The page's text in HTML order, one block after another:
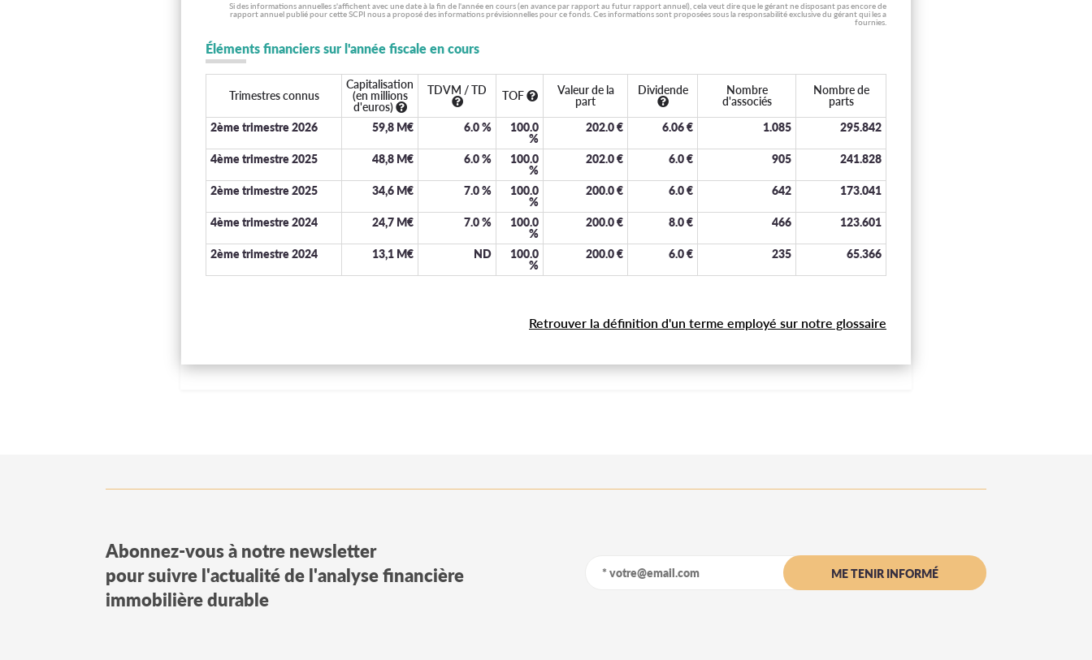
Si des informations annuelles s'affichent avec une date à la fin de l'année en cours (en avance par rapport au futur rapport annuel), cela veut dire que le gérant ne disposant pas encore de
rapport annuel publié pour cette SCPI nous a proposé des informations prévisionnelles pour ce fonds. Ces informations sont proposées sous la responsabilité exclusive du gérant qui les a
fournies.
Éléments financiers sur l'année fiscale en cours
Trimestres connus
Capitalisation
(en millions
d'euros)
TDVM / TD TOF
Valeur de la
part
Dividende
Nombre
d'associés
Nombre de
parts
2ème trimestre 2026
59,8 M€ 6.0%
100.0
%
202.0€ 6.06€ 1.085 295.842
4ème trimestre 2025 48,8 M€ 6.0%
100.0
%
202.0€ 6.0€ 905 241.828
2ème trimestre 2025 34,6 M€ 7.0%
100.0
%
200.0€ 6.0€ 642 173.041
4ème trimestre 2024 24,7 M€ 7.0%
100.0
%
200.0€ 8.0€ 466 123.601
2ème trimestre 2024 13,1 M€ ND
100.0
%
200.0€ 6.0€ 235 65.366
Retrouver la définition d'un terme employé sur notre glossaire
Abonnez-vous à notre newsletter
pour suivre l'actualité de l'analyse financière
immobilière durable
ME TENIR INFORMÉ